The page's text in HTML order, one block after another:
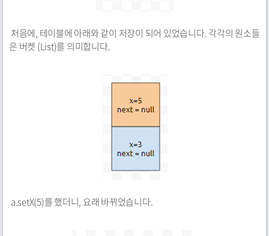
처음에, 테이블에 아래와 같이 저장이 되어 있었습니다. 각각의 원소들
은 버켓 (List)를 의미합니다.
a.setX(5)를 했더니, 요래 바뀌었습니다.